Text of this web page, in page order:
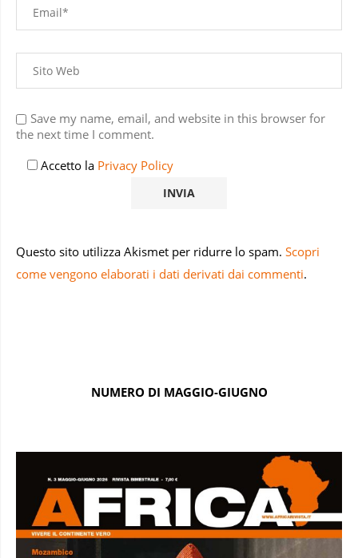
Save my name, email, and website in this browser for
the next time I comment.
Accetto la Privacy Policy
Questo sito utilizza Akismet per ridurre lo spam. Scopri
come vengono elaborati i dati derivati dai commenti.
NUMERO DI MAGGIO-GIUGNO